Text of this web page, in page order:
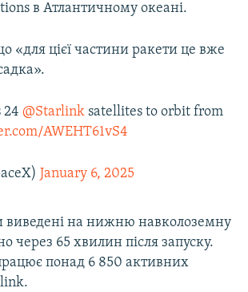
в Атлантичному океані.
«для цієї частини ракети це вже
24 @Starlink satellites to orbit from
AWEHT61vS4
January 6, 2025
виведені на нижню навколоземну
через 65 хвилин після запуску.
понад 6 850 активних